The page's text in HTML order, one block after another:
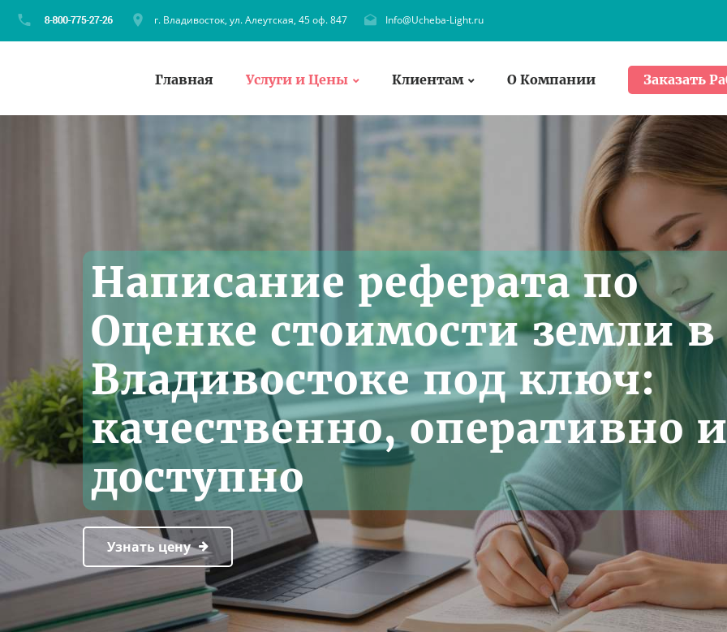
г. Владивосток, ул. Алеутская, 45 оф. 847 Info@Ucheba-Light.ru
Главная Услуги и Цены Клиентам О Компании Заказать
Написание реферата по
Оценке стоимости земли в
Владивостоке под ключ:
качественно, оперативно
доступно
Узнать цену